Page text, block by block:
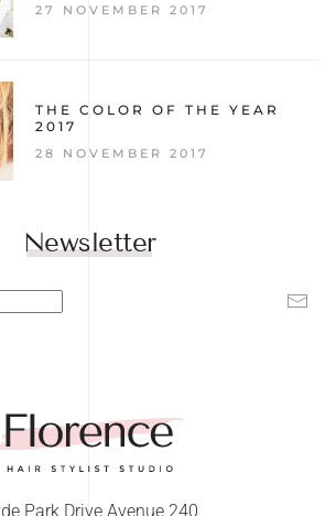
27 NOVEMBER 2017
THE COLOR OF THE YEAR
2017
28 NOVEMBER 2017
Newsletter
Park Drive Avenue 240